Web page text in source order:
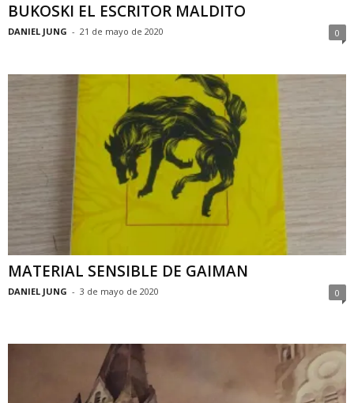
BUKOSKI EL ESCRITOR MALDITO
DANIEL JUNG - 21 de mayo de 2020 0
MATERIAL SENSIBLE DE GAIMAN
DANIEL JUNG - 3 de mayo de 2020 0